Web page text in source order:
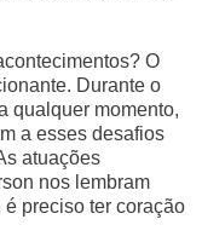
O
Durante o
qualquer momento,
a esses desafios
atuações
nos lembram
preciso ter coração